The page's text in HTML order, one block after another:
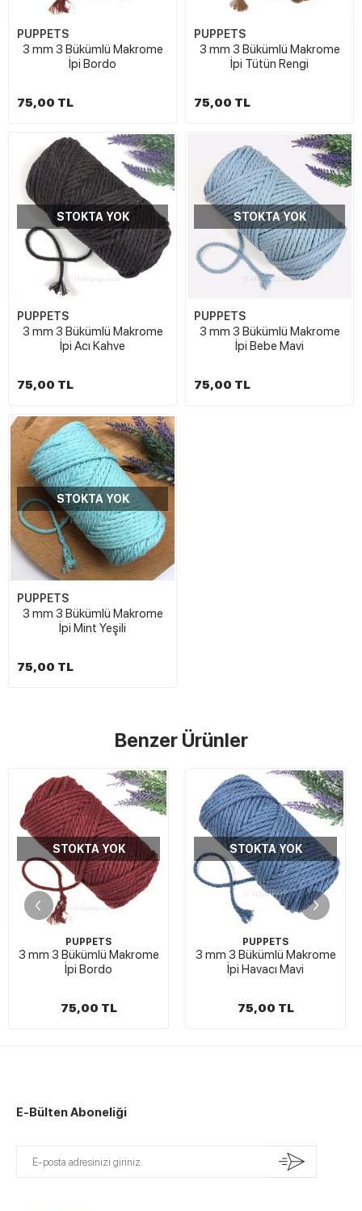
PUPPETS
3 mm 3 Bükümlü Makrome
İpi Bordo
75,00 TL
PUPPETS
3 mm 3 Bükümlü Makrome
İpi Tütün Rengi
75,00 TL
STOKTA YOK
PUPPETS
3 mm 3 Bükümlü Makrome
İpi Acı Kahve
75,00 TL
STOKTA YOK
PUPPETS
3 mm 3 Bükümlü Makrome
İpi Bebe Mavi
75,00 TL
STOKTA YOK
PUPPETS
3 mm 3 Bükümlü Makrome
İpi Mint Yeşili
75,00 TL
Benzer Ürünler
STOKTA YOK
PUPPETS
3 mm 3 Bükümlü Makrome
İpi Bordo
75,00 TL
STOKTA YOK
PUPPETS
3 mm 3 Bükümlü Makrome
İpi Havacı Mavi
75,00 TL
E-Bülten Aboneliği